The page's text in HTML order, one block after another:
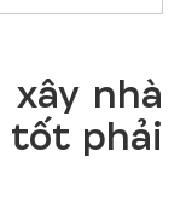
xây nhà
tốt phải